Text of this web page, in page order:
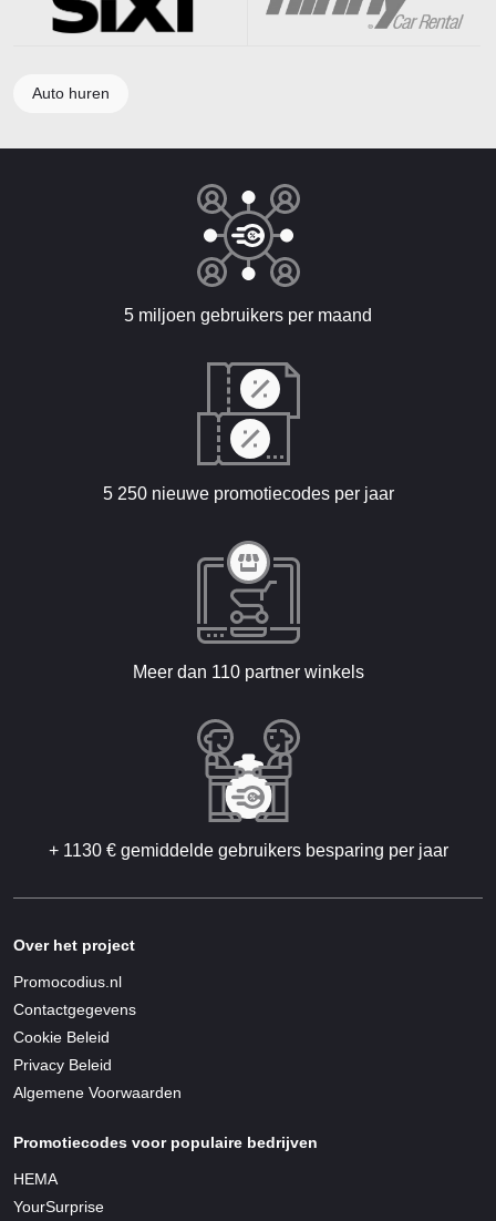
Auto huren
5 miljoen gebruikers per maand
5 250 nieuwe promotiecodes per jaar
Meer dan 110 partner winkels
+ 1130 € gemiddelde gebruikers besparing per jaar
Over het project
Promocodius.nl
Contactgegevens
Cookie Beleid
Privacy Beleid
Algemene Voorwaarden
Promotiecodes voor populaire bedrijven
HEMA
YourSurprise